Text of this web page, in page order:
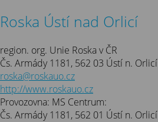
Roska Ústí nad Orlicí
region. org. Unie Roska v ČR
Čs. Armády 1181, 562 03 Ústí n. Orlicí
roska@roskauo.cz
http://www.roskauo.cz
Provozovna: MS Centrum:
Čs. Armády 1181, 562 01 Ústí n. Orlicí